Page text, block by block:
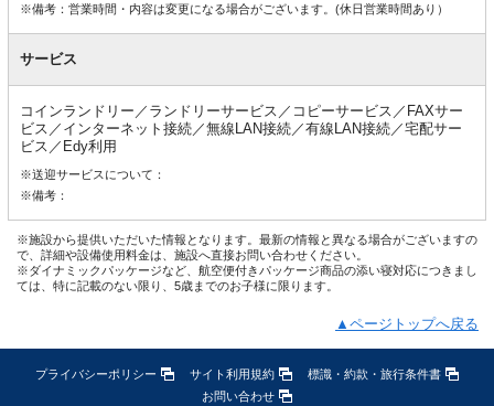
※備考：営業時間・内容は変更になる場合がございます。(休日営業時間あり）
サービス
コインランドリー／ランドリーサービス／コピーサービス／FAXサー
ビス／インターネット接続／無線LAN接続／有線LAN接続／宅配サー
ビス／Edy利用
※送迎サービスについて：
※備考：
※施設から提供いただいた情報となります。最新の情報と異なる場合がございますの
で、詳細や設備使用料金は、施設へ直接お問い合わせください。
※ダイナミックパッケージなど、航空便付きパッケージ商品の添い寝対応につきまし
ては、特に記載のない限り、5歳までのお子様に限ります。
▲ページトップへ戻る
プライバシーポリシー サイト利用規約
標識・約款・旅行条件書
お問い合わせ